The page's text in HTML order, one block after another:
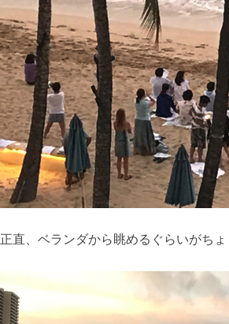
正直、ベランダから眺めるぐらいがちょ